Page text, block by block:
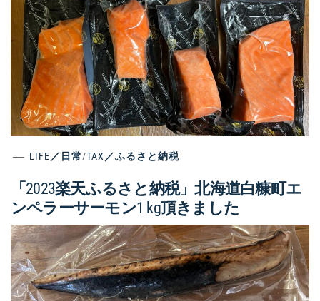
LIFE／日常/TAX／ふるさと納税
「2023楽天ふるさと納税」北海道白糠町エ
ンペラーサーモン1 kg頂きました